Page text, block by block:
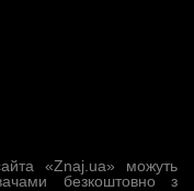
«Znaj.ua» можуть
безкоштовно з